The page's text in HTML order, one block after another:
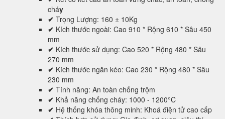
cháy
✔ Trọng Lượng: 160 ± 10Kg
✔ Kích thước ngoài: Cao 910 * Rộng 610 * Sâu 450
mm
✔ Kích thước sử dụng: Cao 520 * Rộng 480 * Sâu
270 mm
✔ Kích thước ngăn kéo: Cao 230 * Rộng 480 * Sâu
230 mm
✔ Tính năng: An toàn chống trộm
✔ Khả năng chống cháy: 1000 - 1200°C
✔ Hệ thống khóa thông minh: Khoá điện tử cao cấp